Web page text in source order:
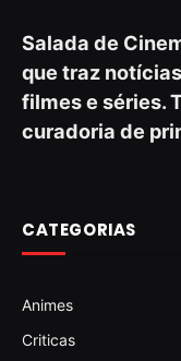
Salada de
que traz
filmes e séries.
curadoria de
CATEGORIAS
Animes
Criticas